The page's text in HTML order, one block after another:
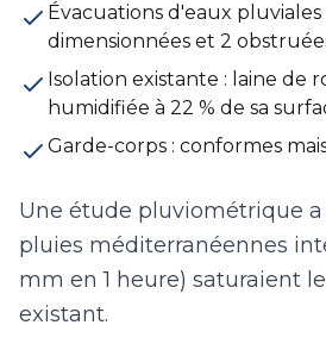
Évacuations d'eaux pluviales
dimensionnées et 2
Isolation existante : laine de
humidifiée à 22 % de sa
Garde-corps : conformes
Une étude pluviométrique
pluies méditerranéennes
mm en 1 heure) saturaient
existant.